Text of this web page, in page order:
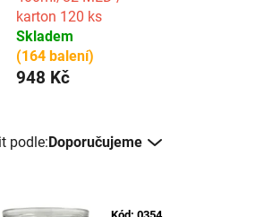
karton 120 ks
Skladem
(164 balení)
948 Kč
podle: Doporučujeme